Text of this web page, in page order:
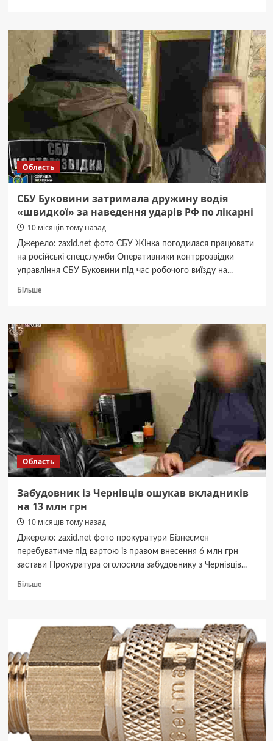
горах
Буковини
засніжило
(фото)
Область
СБУ Буковини затримала дружину водія
«швидкої» за наведення ударів РФ по лікарні
10 місяців тому назад
Джерело: zaxid.net фото СБУ Жінка погодилася працювати
на російські спецслужби Оперативники контррозвідки
управління СБУ Буковини під час робочого виїзду на...
БільшеДокладніше
Буковини
затримала
дружину
водія
ударів
РФ
по
лікарні
Область
Забудовник із Чернівців ошукав вкладників
на 13 млн грн
10 місяців тому назад
Джерело: zaxid.net фото прокуратури Бізнесмен
перебуватиме під вартою із правом внесення 6 млн грн
застави Прокуратура оголосила забудовнику з Чернівців...
БільшеДокладніше
Чернівців
ошукав
вкладників
на
13
млн
грн